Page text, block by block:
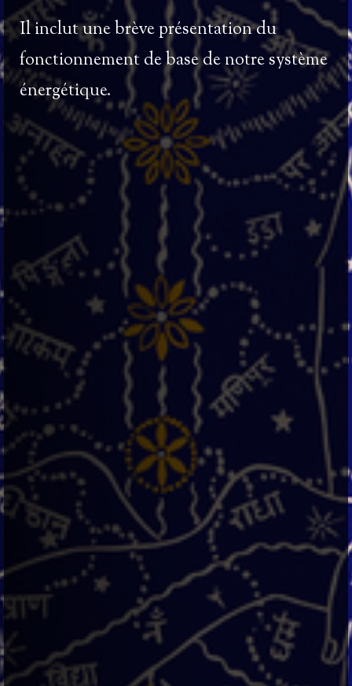
Il inclut une brève présentation du
fonctionnement de base de notre système
énergétique.